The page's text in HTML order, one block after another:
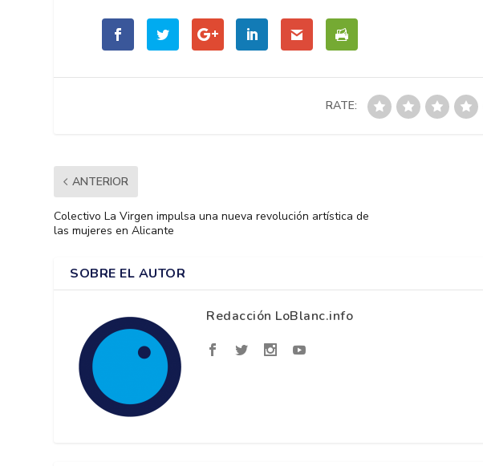
RATE:
ANTERIOR
Colectivo La Virgen impulsa una nueva revolución artística de
las mujeres en Alicante
SOBRE EL AUTOR
Redacción LoBlanc.info